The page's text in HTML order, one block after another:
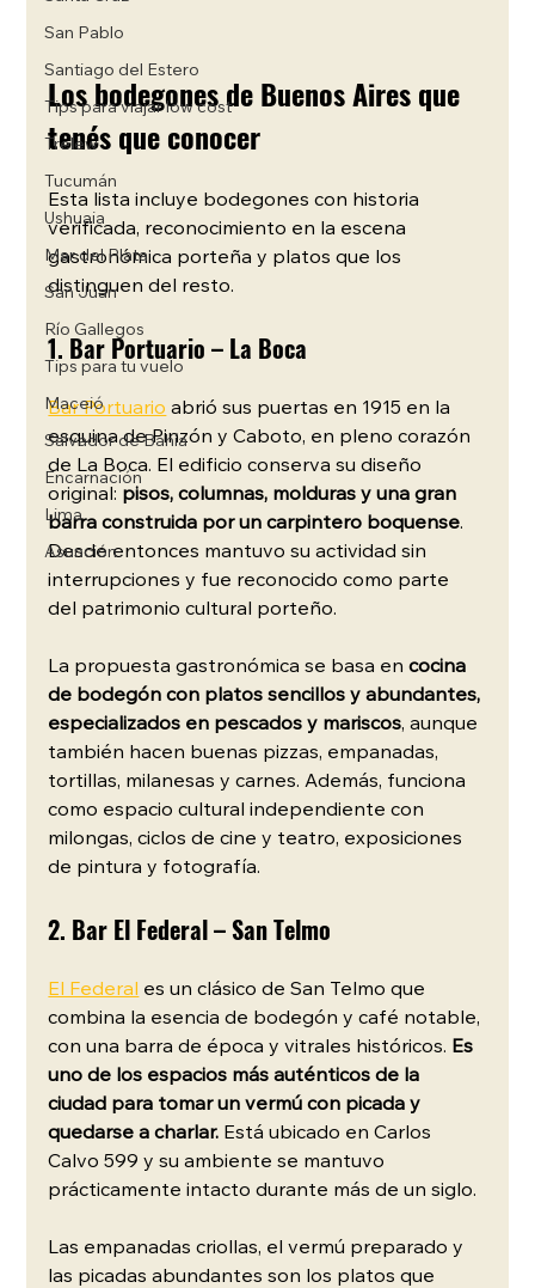
San Pablo
Santiago del Estero
Tips para viajar low cost
Trelew
Tucumán
Ushuaia
Mar del Plata
San Juan
Río Gallegos
Tips para tu vuelo
Maceió
Salvador de Bahía
Encarnación
Lima
Asunción
Los bodegones de Buenos Aires que
tenés que conocer
Esta lista incluye bodegones con historia
verificada, reconocimiento en la escena
gastronómica porteña y platos que los
distinguen del resto.
1. Bar Portuario – La Boca
Bar Portuario abrió sus puertas en 1915 en la
esquina de Pinzón y Caboto, en pleno corazón
de La Boca. El edificio conserva su diseño
original: pisos, columnas, molduras y una gran
barra construida por un carpintero boquense.
Desde entonces mantuvo su actividad sin
interrupciones y fue reconocido como parte
del patrimonio cultural porteño.
La propuesta gastronómica se basa en cocina
de bodegón con platos sencillos y abundantes,
especializados en pescados y mariscos, aunque
también hacen buenas pizzas, empanadas,
tortillas, milanesas y carnes. Además, funciona
como espacio cultural independiente con
milongas, ciclos de cine y teatro, exposiciones
de pintura y fotografía.
2. Bar El Federal – San Telmo
El Federal
es un clásico de San Telmo que
combina la esencia de bodegón y café notable,
con una barra de época y vitrales históricos. Es
uno de los espacios más auténticos de la
ciudad para tomar un vermú con picada y
quedarse a charlar. Está ubicado en Carlos
Calvo 599 y su ambiente se mantuvo
prácticamente intacto durante más de un siglo.
Las empanadas criollas, el vermú preparado y
las picadas abundantes son los platos que